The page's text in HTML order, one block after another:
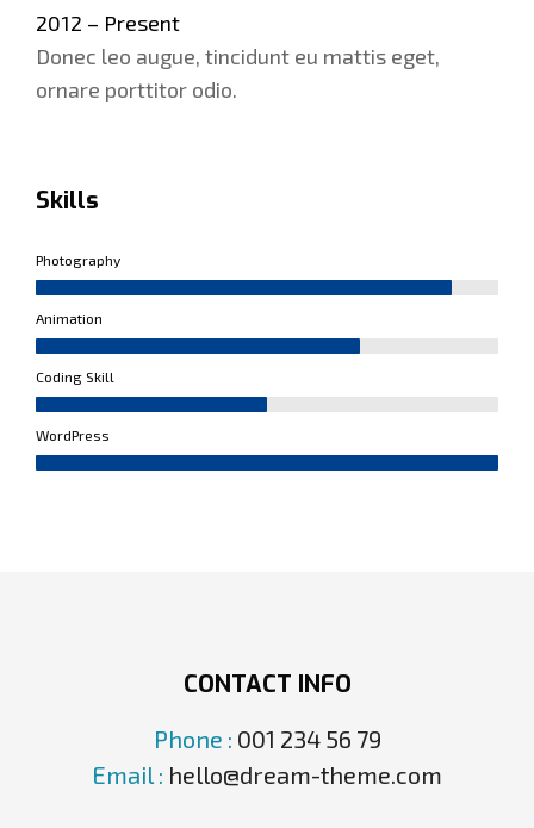
2012 – Present
Donec leo augue, tincidunt eu mattis eget,
ornare porttitor odio.
Skills
Photography
Animation
Coding Skill
WordPress
CONTACT INFO
Phone : 001 234 56 79
Email : hello@dream-theme.com